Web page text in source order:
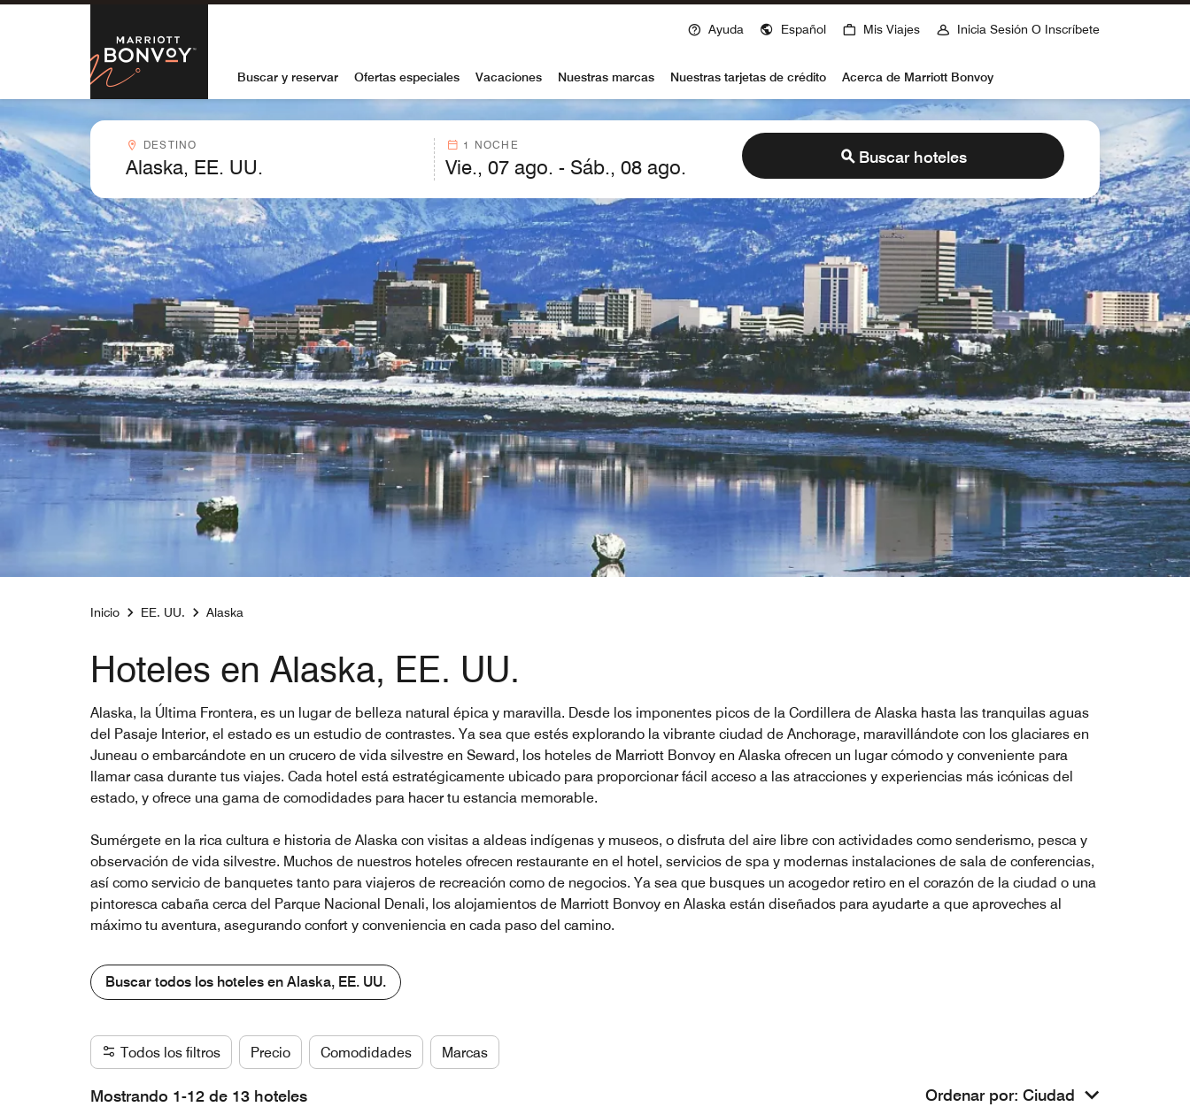
Skip to Content
Marriott Bonvoy
Ayuda Español Mis Viajes Inicia Sesión O Inscríbete
Buscar y reservar Ofertas especiales Vacaciones Nuestras marcas Nuestras tarjetas de crédito Acerca de Marriott Bonvoy
Destinocombobox
DESTINO 1 NOCHE
Buscar hoteles
Inicio EE. UU. Alaska
Hoteles en Alaska, EE. UU.
Alaska, la Última Frontera, es un lugar de belleza natural épica y maravilla. Desde los imponentes picos de la Cordillera de Alaska hasta las tranquilas aguas
del Pasaje Interior, el estado es un estudio de contrastes. Ya sea que estés explorando la vibrante ciudad de Anchorage, maravillándote con los glaciares en
Juneau o embarcándote en un crucero de vida silvestre en Seward, los hoteles de Marriott Bonvoy en Alaska ofrecen un lugar cómodo y conveniente para
llamar casa durante tus viajes. Cada hotel está estratégicamente ubicado para proporcionar fácil acceso a las atracciones y experiencias más icónicas del
estado, y ofrece una gama de comodidades para hacer tu estancia memorable.
Sumérgete en la rica cultura e historia de Alaska con visitas a aldeas indígenas y museos, o disfruta del aire libre con actividades como senderismo, pesca y
observación de vida silvestre. Muchos de nuestros hoteles ofrecen restaurante en el hotel, servicios de spa y modernas instalaciones de sala de conferencias,
así como servicio de banquetes tanto para viajeros de recreación como de negocios. Ya sea que busques un acogedor retiro en el corazón de la ciudad o una
pintoresca cabaña cerca del Parque Nacional Denali, los alojamientos de Marriott Bonvoy en Alaska están diseñados para ayudarte a que aproveches al
máximo tu aventura, asegurando confort y conveniencia en cada paso del camino.
Buscar todos los hoteles en Alaska, EE. UU.
Todos los filtros Precio Comodidades Marcas
Mostrando 1-12 de 13 hoteles Ordenar por: Ciudad